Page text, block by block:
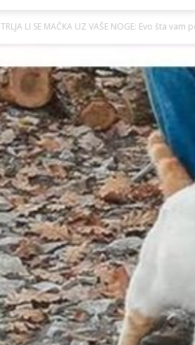
TRLJA LI SE MAČKA UZ VAŠE NOGE: Evo šta vam